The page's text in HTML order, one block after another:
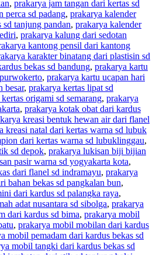
, prakarya jam tangan dari kertas sd
perca sd padang, prakarya kalender
sd tanjung pandan, prakarya kalender
, prakarya kalung dari sedotan
kantong pensil dari kantong
karakter binatang dari plastisin sd
bekas sd bandung, prakarya kartu
, prakarya kartu ucapan hari
besar, prakarya kertas lipat sd
origami sd semarang, prakarya
, prakarya kotak obat dari kardus
kreasi bentuk hewan air dari flanel
kreasi natal dari kertas warna sd lubuk
dari kertas warna sd lubuklinggau,
sd depok, prakarya lukisan biji bijian
pasir warna sd yogyakarta kota,
dari flanel sd indramayu, prakarya
bahan bekas sd pangkalan bun,
dari kardus sd palangka raya,
adat nusantara sd sibolga, prakarya
dari kardus sd bima, prakarya mobil
, prakarya mobil mobilan dari kardus
mobil pemadam dari kardus bekas sd
mobil tangki dari kardus bekas sd